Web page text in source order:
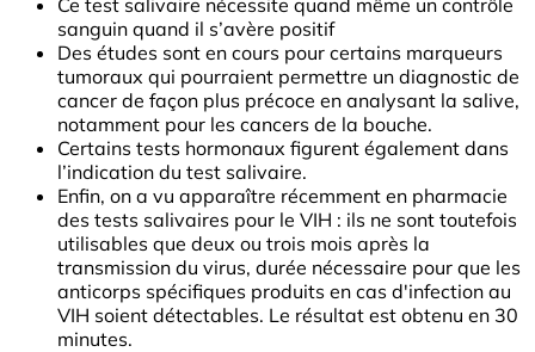
sanguin quand il s’avère positif
Des études sont en cours pour certains marqueurs
tumoraux qui pourraient permettre un diagnostic de
cancer de façon plus précoce en analysant la salive,
notamment pour les cancers de la bouche.
Certains tests hormonaux figurent également dans
l’indication du test salivaire.
Enfin, on a vu apparaître récemment en pharmacie
des tests salivaires pour le VIH : ils ne sont toutefois
utilisables que deux ou trois mois après la
transmission du virus, durée nécessaire pour que les
anticorps spécifiques produits en cas d'infection au
VIH soient détectables. Le résultat est obtenu en 30
minutes.